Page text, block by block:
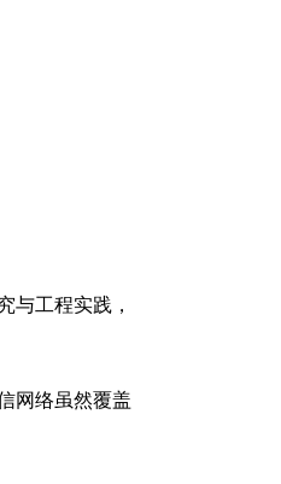
工程实践，
网络虽然覆盖